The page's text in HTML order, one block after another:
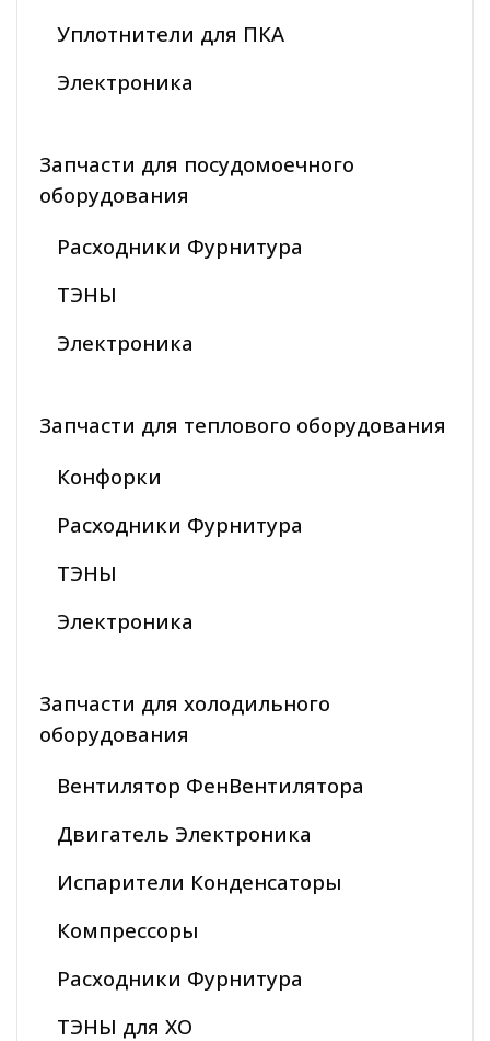
Уплотнители для ПКА
Электроника
Запчасти для посудомоечного
оборудования
Расходники Фурнитура
ТЭНЫ
Электроника
Запчасти для теплового оборудования
Конфорки
Расходники Фурнитура
ТЭНЫ
Электроника
Запчасти для холодильного
оборудования
Вентилятор ФенВентилятора
Двигатель Электроника
Испарители Конденсаторы
Компрессоры
Расходники Фурнитура
ТЭНЫ для ХО